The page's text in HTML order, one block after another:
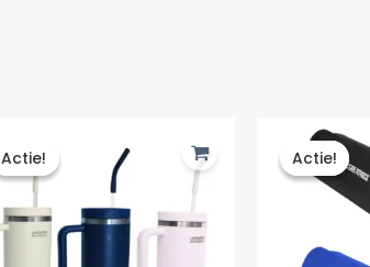
Actie!
Actie! Actie!
Actie!